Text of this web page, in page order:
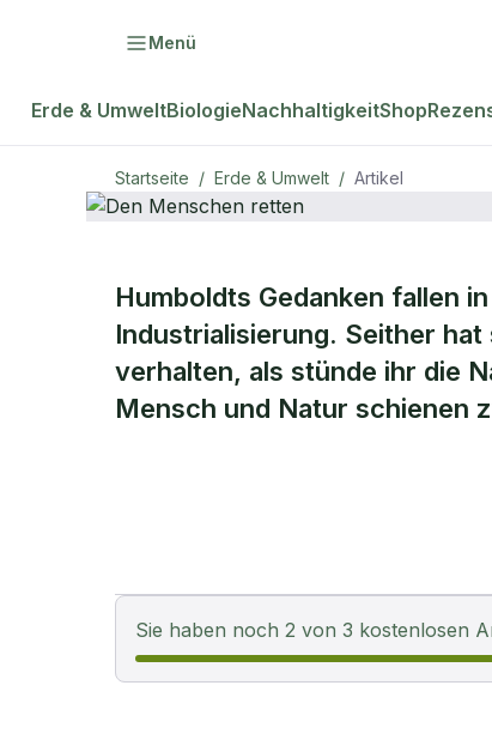
Menü
Erde & UmweltBiologieNachhaltigkeitShop
Startseite / Erde & Umwelt / Artikel
natur PlusERDE & UMWELT
Den
retten
Humboldts Gedanken fallen
Industrialisierung. Seither
verhalten, als stünde ihr die
Mensch und Natur schienen
Sie haben noch 2 von 3 kostenlosen